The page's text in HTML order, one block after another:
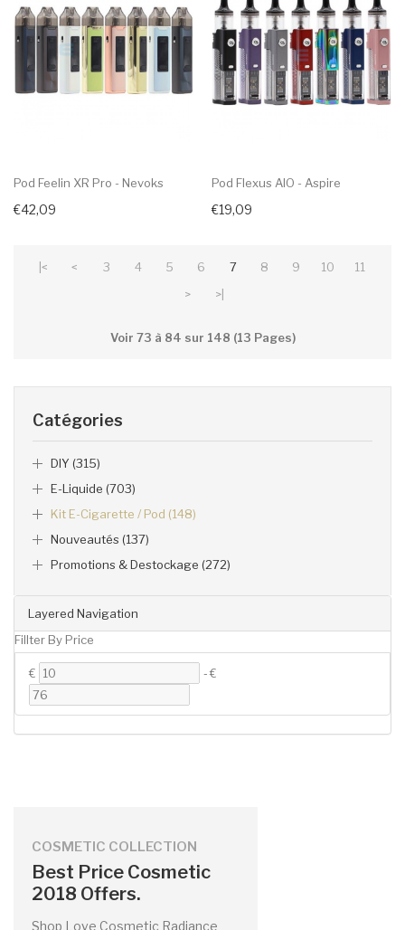
Layered Navigation
Fillter By Price
€ -€
Catégories
DIY (315)
E-Liquide (703)
Kit E-Cigarette / Pod (148)
Nouveautés (137)
Promotions & Destockage (272)
COSMETIC COLLECTION
Best Price Cosmetic
2018 Offers.
Shop Love Cosmetic Radiance
Pod Feelin XR Pro - Nevoks
€42,09
Pod Flexus AIO - Aspire
€19,09
|< < 3 4 5 6 7 8 9 10
11
>
>|
Voir 73 à 84 sur 148 (13 Pages)